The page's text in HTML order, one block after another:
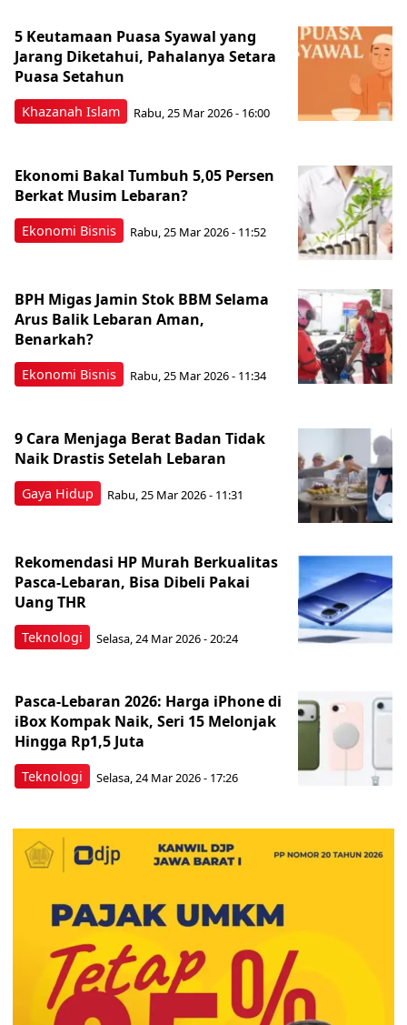
Khazanah Islam
5 Keutamaan Puasa Syawal yang
Jarang Diketahui, Pahalanya Setara
Puasa Setahun
Rabu, 25 Mar 2026 - 16:00
Ekonomi Bisnis
Ekonomi Bakal Tumbuh 5,05 Persen
Berkat Musim Lebaran?
Rabu, 25 Mar 2026 - 11:52
Ekonomi Bisnis
BPH Migas Jamin Stok BBM Selama
Arus Balik Lebaran Aman,
Benarkah?
Rabu, 25 Mar 2026 - 11:34
Gaya Hidup
9 Cara Menjaga Berat Badan Tidak
Naik Drastis Setelah Lebaran
Rabu, 25 Mar 2026 - 11:31
Teknologi
Rekomendasi HP Murah Berkualitas
Pasca-Lebaran, Bisa Dibeli Pakai
Uang THR
Selasa, 24 Mar 2026 - 20:24
Teknologi
Pasca-Lebaran 2026: Harga iPhone di
iBox Kompak Naik, Seri 15 Melonjak
Hingga Rp1,5 Juta
Selasa, 24 Mar 2026 - 17:26